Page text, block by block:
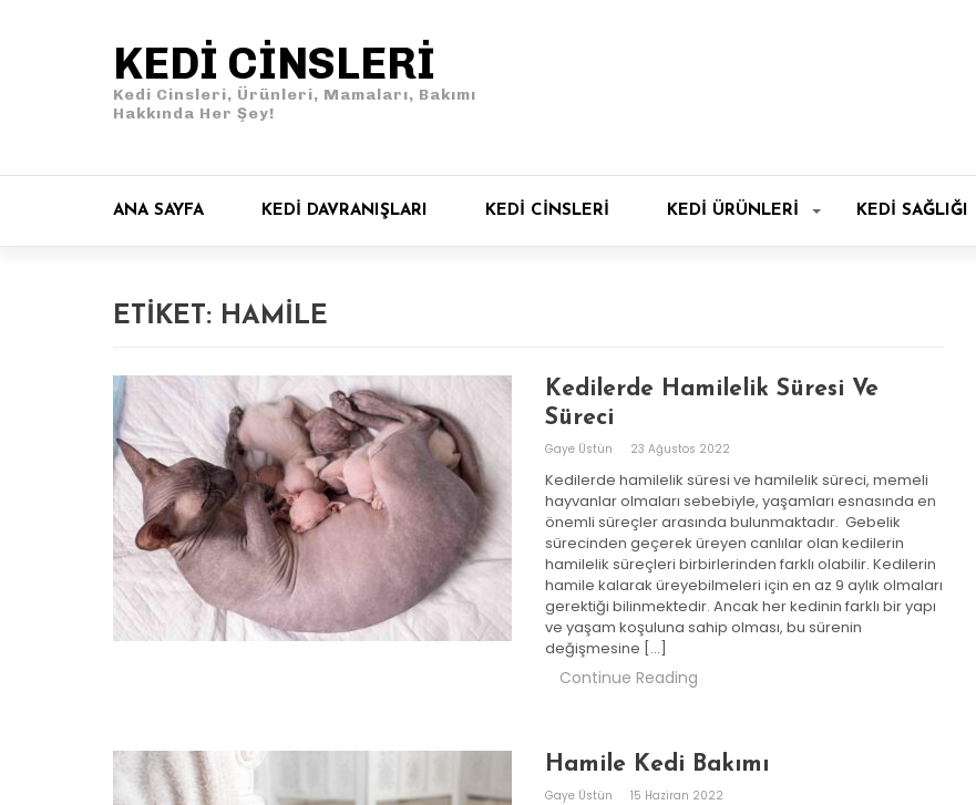
KEDI CINSLERI
Kedi Cinsleri, Ürünleri, Mamaları, Bakımı
Hakkında Her Şey!
ANA SAYFA KEDI DAVRANIŞLARI KEDI CINSLERI KEDI ÜRÜNLERI KEDI SAĞLIĞI
ETIKET: HAMILE
Kedilerde Hamilelik Süresi Ve
Süreci
Gaye Üstün 23 Ağustos 2022
Kedilerde hamilelik süresi ve hamilelik süreci, memeli
hayvanlar olmaları sebebiyle, yaşamları esnasında en
önemli süreçler arasında bulunmaktadır. Gebelik
sürecinden geçerek üreyen canlılar olan kedilerin
hamilelik süreçleri birbirlerinden farklı olabilir. Kedilerin
hamile kalarak üreyebilmeleri için en az 9 aylık olmaları
gerektiği bilinmektedir. Ancak her kedinin farklı bir yapı
ve yaşam koşuluna sahip olması, bu sürenin
değişmesine […]
Continue Reading
Hamile Kedi Bakımı
Gaye Üstün 15 Haziran 2022